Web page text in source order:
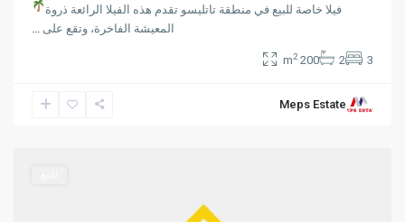
فيلا خاصة للبيع في منطقة تاتليسو تقدم هذه الفيلا الرائعة ذروة
المعيشة الفاخرة، وتقع على ...
3
2
200 m
2
Meps EstateDipkarpaz,